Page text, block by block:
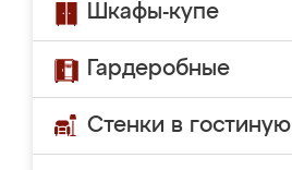
Шкафы-купе
Гардеробные
Стенки в гостиную